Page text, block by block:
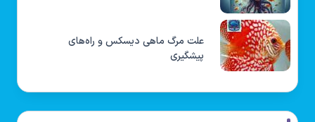
علت مرگ ماهی دیسکس و راه‌های
پیشگیری